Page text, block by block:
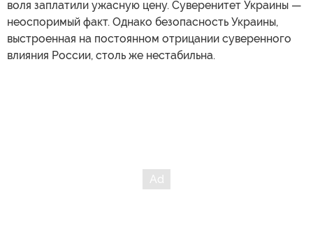
воля заплатили ужасную цену. Суверенитет Украины —
неоспоримый факт. Однако безопасность Украины,
выстроенная на постоянном отрицании суверенного
влияния России, столь же нестабильна.